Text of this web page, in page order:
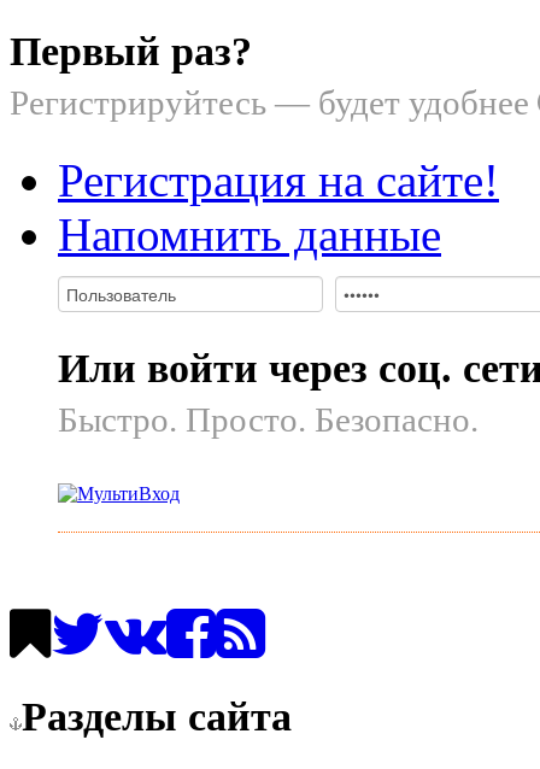
Первый раз?
Регистрируйтесь — будет удобнее
Регистрация на сайте!
Напомнить данные
Или войти через соц.
Быстро. Просто. Безопасно.
Разделы сайта